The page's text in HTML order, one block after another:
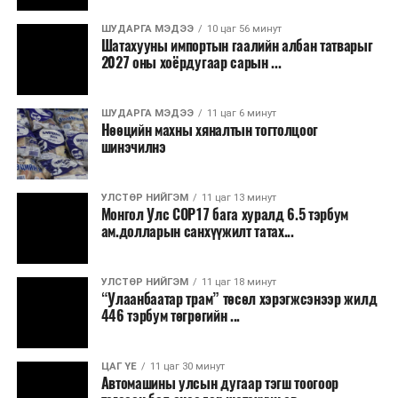
секундэд 4-9 метр. 25-27 хэм дулаан
байна.
2026 оны наймдугаар сарын 07-ноос
2026 оны наймдугаар сарын 11-нийг хүртэлх
цаг агаарын урьдчилсан төлөв
Наймдугаар сарын 7-нд баруун болон төвийн
аймгуудын нутгийн хойд хэсгээр, 8-нд баруун
аймгуудын нутгийн хойд хэсэг, төвийн
аймгуудын нутгийн зарим газраар, 9-нд баруун
нутгийн хойд, зүүн аймгуудын нутгийн баруун
хэсэг, төвийн аймгуудын ихэнх нутгаар, 10-нд
төв, зүүн, говийн аймгуудын ихэнх нутгаар
бороо, дуу цахилгаантай аадар бороо орно. Салхи
ихэнх хугацаанд секундэд 5-10 метр, 9-нд
Алтайн салбар уулс, Арц-Богдын өвөр
ШУДАРГА МЭДЭЭ 10 цаг 56 минут
Шатахууны импортын гаалийн албан татварыг
2027 оны хоёрдугаар сарын ...
ШУДАРГА МЭДЭЭ 11 цаг 6 минут
Нөөцийн махны хяналтын тогтолцоог
шинэчилнэ
УЛСТӨР НИЙГЭМ 11 цаг 13 минут
Монгол Улс COP17 бага хуралд 6.5 тэрбум
ам.долларын санхүүжилт татах...
УЛСТӨР НИЙГЭМ 11 цаг 18 минут
“Улаанбаатар трам” төсөл хэрэгжсэнээр жилд
446 тэрбум төгрөгийн ...
ЦАГ ҮЕ 11 цаг 30 минут
Автомашины улсын дугаар тэгш тоогоор